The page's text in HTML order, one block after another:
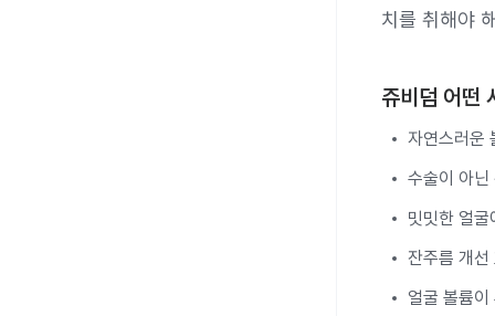
치를 취해야
쥬비덤 어떤
자연스러운
수술이 아닌
밋밋한 얼
잔주름 개
얼굴 볼륨